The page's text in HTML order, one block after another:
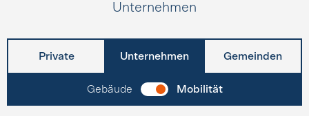
Unternehmen
Private Unternehmen Gemeinden
Gebäude Mobilität